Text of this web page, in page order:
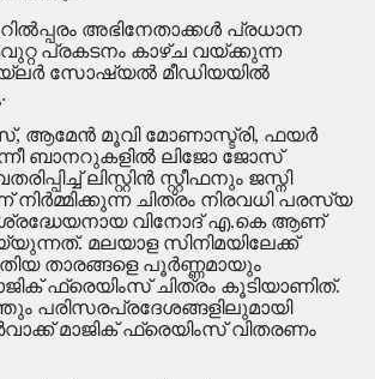
അഭിനേതാക്കൾ പ്രധാന
പ്രകടനം കാഴ്ച വയ്ക്കുന്ന
സോഷ്യൽ മീഡിയയിൽ
ആമേൻ മൂവി മോണാസ്ട്രി, ഫയർ
ബാനറുകളിൽ ലിജോ ജോസ്
ലിസ്റ്റിൻ സ്റ്റീഫനും ജസ്നി
ചിത്രം നിരവധി പരസ്യ
ശ്രദ്ധേയനായ വിനോദ് എ.കെ ആണ്
മലയാള സിനിമയിലേക്ക്
താരങ്ങളെ പൂർണ്ണമായും
ഫ്രെയിംസ് ചിത്രം കൂടിയാണിത്.
പരിസരപ്രദേശങ്ങളിലുമായി
മാജിക് ഫ്രെയിംസ് വിതരണം